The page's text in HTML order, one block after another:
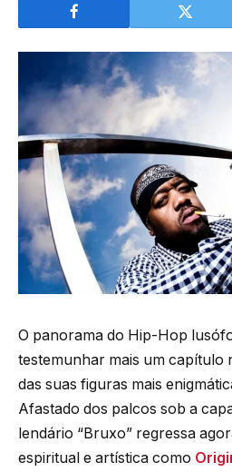
O panorama do Hip-Hop
testemunhar mais um capítulo
das suas figuras mais
Afastado dos palcos sob a
lendário “Bruxo” regressa
espiritual e artística como